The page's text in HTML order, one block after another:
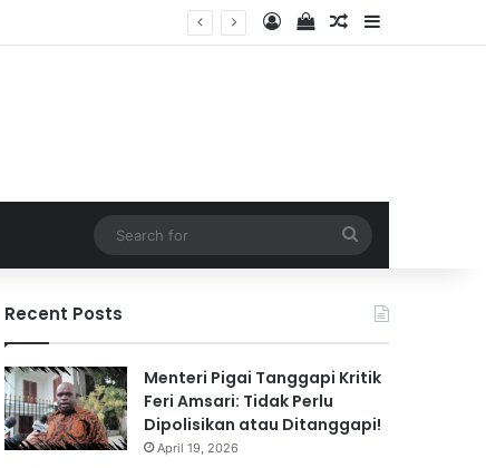
Log InView your
Random Article
Sidebar
for
Recent Posts
Menteri Pigai Tanggapi Kritik
Feri Amsari: Tidak Perlu
Dipolisikan atau Ditanggapi!
April 19, 2026